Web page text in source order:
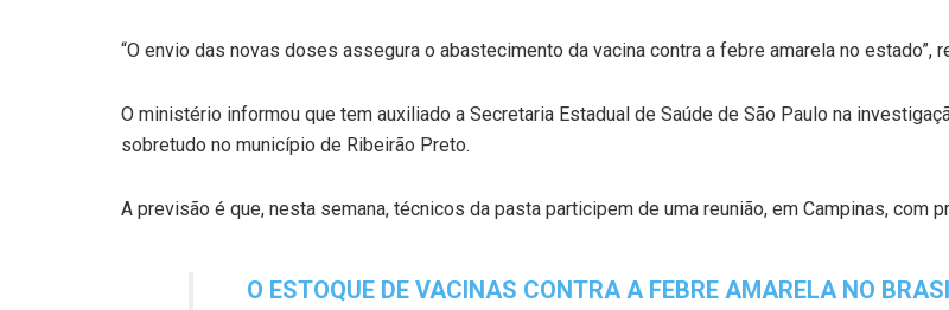
“O envio das novas doses assegura o abastecimento da vacina contra a febre amarela no estado”,
O ministério informou que tem auxiliado a Secretaria Estadual de Saúde de São Paulo na
sobretudo no município de Ribeirão Preto.
A previsão é que, nesta semana, técnicos da pasta participem de uma reunião, em Campinas,
O ESTOQUE DE VACINAS CONTRA A FEBRE AMARELA NO